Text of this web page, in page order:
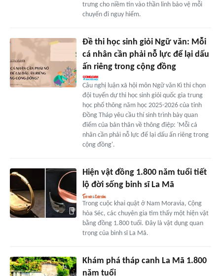
trưng cho niềm tin vào thần linh bảo vệ mỗi
chuyến đi nguy hiểm.
Đề thi học sinh giỏi Ngữ văn: Mỗi
cá nhân cần phải nỗ lực để lại dấu
ấn riêng trong cộng đồng
Câu nghị luận xã hội môn Ngữ văn Kì thi chọn
đội tuyển dự thi học sinh giỏi quốc gia trung
học phổ thông năm học 2025-2026 của tỉnh
Đồng Tháp yêu cầu thí sinh trình bày quan
điểm của bản thân về thông điệp: 'Mỗi cá
nhân cần phải nỗ lực để lại dấu ấn riêng trong
cộng đồng'.
Hiện vật đồng 1.800 năm tuổi tiết
lộ đời sống binh sĩ La Mã
Trong cuộc khai quật ở Nam Moravia, Cộng
hòa Séc, các chuyên gia tìm thấy một hiện vật
bằng đồng 1.800 tuổi. Đây là vật dụng quan
trọng của binh sĩ La Mã.
Khám phá tháp canh La Mã 1.800
năm tuổi